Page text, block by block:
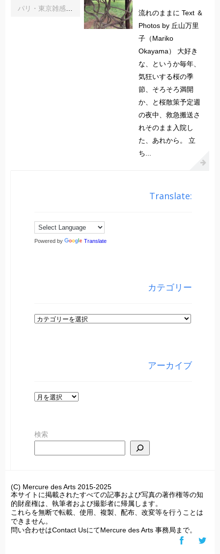
流れのままに Text ＆
Photos by 丘山万里
子（Mariko
Okayama） 大好き
な、というか毎年、
気狂いする桜の季
節、そろそろ満開
か、と桜散策予定週
の夜中、救急搬送さ
れそのまま入院し
た、あれから。 立
ち...
Translate:
Powered by Translate
カテゴリー
カ
アーカイブ
ア
イ
検索
(C) Mercure des Arts 2015-2025
本サイトに掲載されたすべての記事および写真の著作権等の知
的財産権は、執筆者および撮影者に帰属します。
これらを無断で転載、使用、複製、配布、改変等を行うことは
できません。
問い合わせはContact UsにてMercure des Arts 事務局まで。